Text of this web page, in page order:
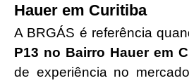
Hauer em Curitiba
A BRGÁS é referência
P13 no Bairro Hauer em
de experiência no